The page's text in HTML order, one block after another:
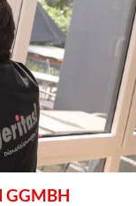
GGMBH